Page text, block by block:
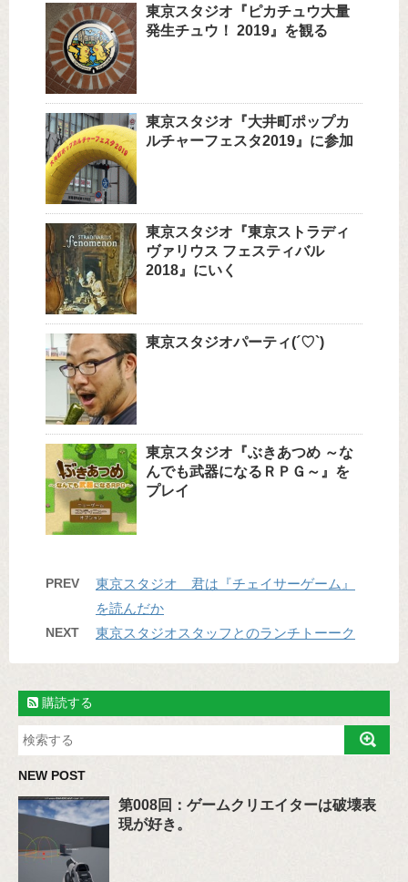
東京スタジオ『ピカチュウ大量
発生チュウ！ 2019』を観る
東京スタジオ『大井町ポップカ
ルチャーフェスタ2019』に参加
東京スタジオ『東京ストラディ
ヴァリウス フェスティバル
2018』にいく
東京スタジオパーティ(´♡`)
東京スタジオ『ぶきあつめ ～な
んでも武器になるＲＰＧ～』を
プレイ
PREV
東京スタジオ 君は『チェイサーゲーム』
を読んだか
NEXT 東京スタジオスタッフとのランチトーーク
購読する
NEW POST
第008回：ゲームクリエイターは破壊表
現が好き。